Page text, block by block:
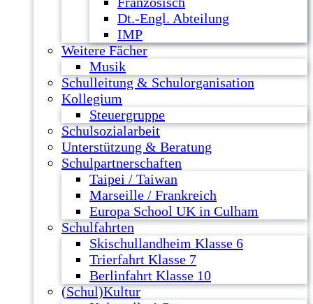
Dt.-Engl. Abteilung
IMP
Weitere Fächer
Musik
Schulleitung & Schulorganisation
Kollegium
Steuergruppe
Schulsozialarbeit
Unterstützung & Beratung
Schulpartnerschaften
Taipei / Taiwan
Marseille / Frankreich
Europa School UK in Culham
Schulfahrten
Skischullandheim Klasse 6
Trierfahrt Klasse 7
Berlinfahrt Klasse 10
(Schul)Kultur